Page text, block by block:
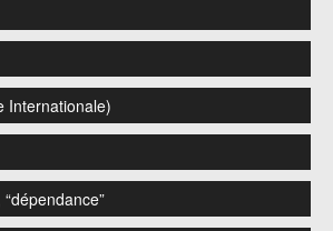
Internationale)